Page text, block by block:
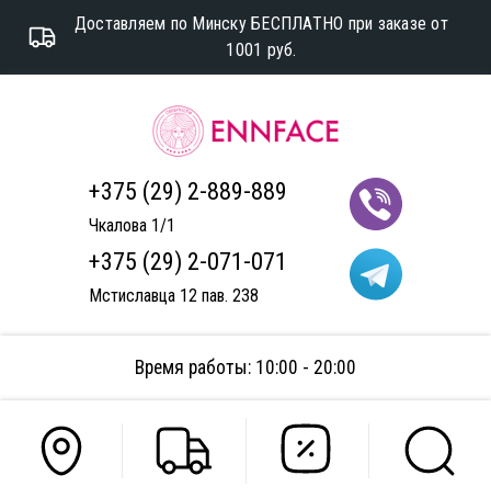
Доставляем по Минску БЕСПЛАТНО при заказе от
1001 руб.
+375 (29) 2-889-889
Чкалова 1/1
+375 (29) 2-071-071
Мстиславца 12 пав. 238
Время работы: 10:00 - 20:00